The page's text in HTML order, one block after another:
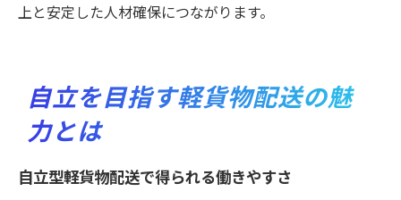
上と安定した人材確保につながります。
自立を目指す軽貨物配送の魅
力とは
自立型軽貨物配送で得られる働きやすさ